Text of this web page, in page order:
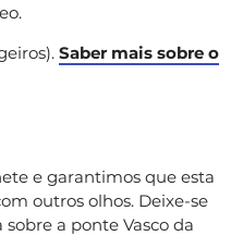
Saber mais sobre o
e garantimos que esta
outros olhos. Deixe-se
a ponte Vasco da